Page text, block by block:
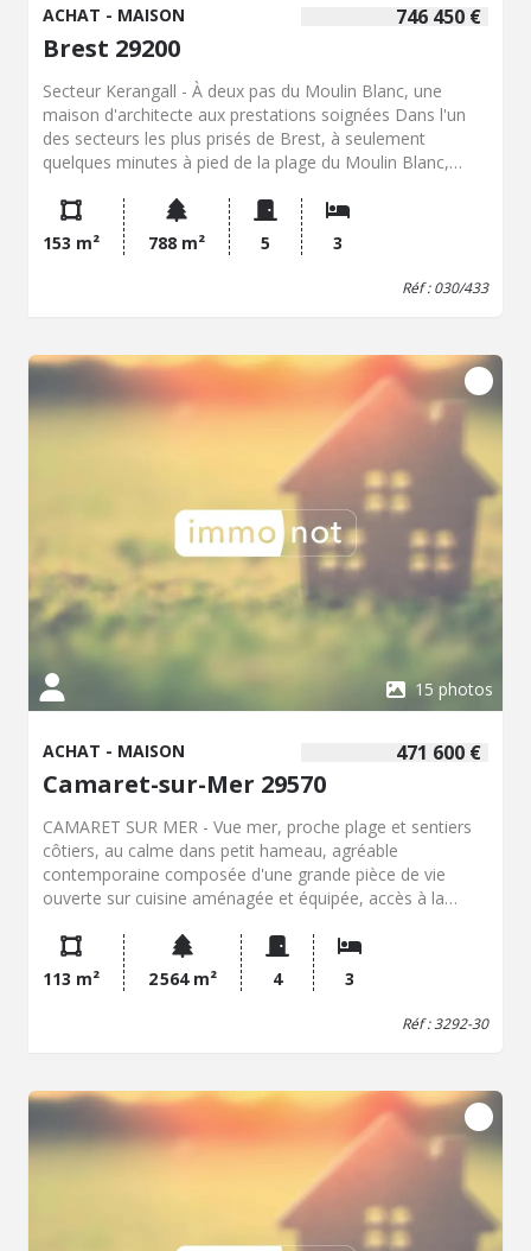
746 450 €
ACHAT - MAISON
Brest 29200
Secteur Kerangall - À deux pas du Moulin Blanc, une
maison d'architecte aux prestations soignées Dans l'un
des secteurs les plus prisés de Brest, à seulement
quelques minutes à pied de la plage du Moulin Blanc,
par ses volumes généreux, sa luminosité et la qualité de
ses prestations. Dès l'entrée, vous serez conquis par une
vaste pièce de vie de plus de 50 m², baignée de lumière
grâce à son exposition idéale. Ouverte sur une cuisine
à la piscine et au jardin, un cadre parfait pour profiter des
beaux jours en famille ou entre amis. Le rez-de-chaussée
propose également une véritable vie de plain-pied avec
une chambre disposant de son dressing et de sa salle
d'eau privative, un bureau, un WC indépendant ainsi
qu'une arrière-cuisine, apportant un espace de rangement
particulièrement appréciable au quotidien. À l'étage, un
espace ouvert, idéal pour un bureau, un salon TV ou un
coin lecture, dessert deux chambres confortables, une
salle de bains ainsi qu'un WC indépendant. Édifiée sur une
parcelle d'environ 780 m², la propriété bénéficie d'un
jardin soigneusement aménagé où piscine et jacuzzi
invitent à la détente. Une maison alliant confort,
fonctionnalité et qualité de vie, dans un emplacement
recherché à proximité immédiate du littoral, des
commodités et des principaux axes. Plus de
153 m² 788 m² 5 3
Réf : 030/433
15 photos
471 600 €
ACHAT - MAISON
Camaret-sur-Mer 29570
CAMARET SUR MER - Vue mer, proche plage et sentiers
côtiers, au calme dans petit hameau, agréable
contemporaine composée d'une grande pièce de vie
ouverte sur cuisine aménagée et équipée, accès à la
avec mezzanine au-dessus; à l'étage, dégagement, 3
chambres, salle de bain, wc. Jardin, le tout sur 2564m² de
terrain.
113 m² 2 564 m² 4 3
Réf : 3292-30